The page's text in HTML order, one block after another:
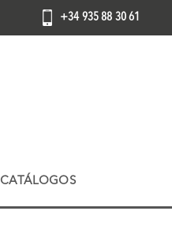
+34 935 88 30 61
CATÁLOGOS